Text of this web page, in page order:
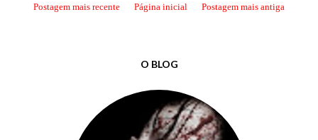
Postagem mais recente Postagem mais antiga
Página inicial
O BLOG